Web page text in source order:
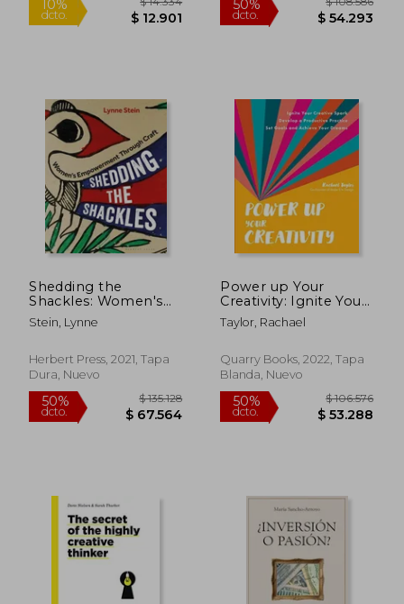
10%
dcto. $ 12.901
Rápido
50%
dcto. $
Shedding the
Shackles: Women's
Empowerment
Through Craft (en
Stein, Lynne
Herbert Press, 2021, Tapa
Dura, Nuevo
Power up Your
Creativity: Ignite Your
Creative Spark -
Develop a Productive
and Achieve Your
Dreams (en Inglés)
Taylor, Rachael
Quarry Books, 2022, Tapa
Blanda, Nuevo